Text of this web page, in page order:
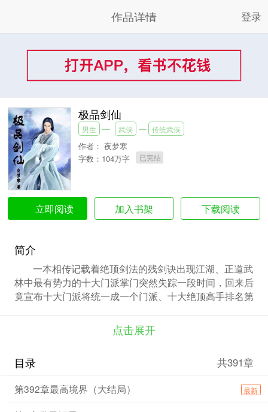
作品详情 登录
极品剑仙
男生 武侠 传统武侠
作者： 夜梦寒
字数：104万字
已完结
立即阅读 加入书架 下载阅读
简介
一本相传记载着绝顶剑法的残剑诀出现江湖、正道武
林中最有势力的十大门派掌门突然失踪一段时间，回来后
竟宣布十大门派将统一成一个门派、十大绝顶高手排名第
点击展开
目录 共391章
第392章最高境界（大结局） 最新